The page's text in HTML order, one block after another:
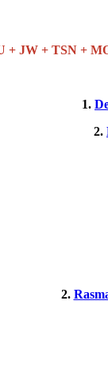
+ JW + TSN +
1.
2.
2.